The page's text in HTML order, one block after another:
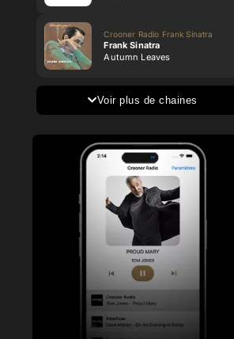
Crooner Radio Frank Sinatra
Frank Sinatra
Autumn Leaves
Voir plus de chaines